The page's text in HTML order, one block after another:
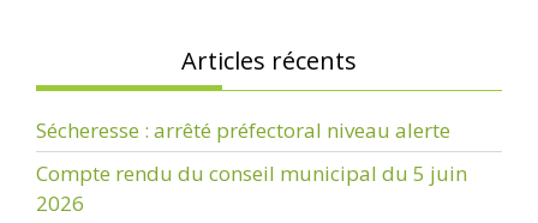
Articles récents
Sécheresse : arrêté préfectoral niveau alerte
Compte rendu du conseil municipal du 5 juin
2026